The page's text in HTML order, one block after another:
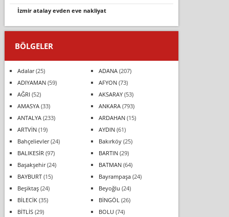
i̇zmir atalay evden eve nakliyat
BÖLGELER
Adalar(25) ADANA(207)
ADIYAMAN(59) AFYON(73)
AĞRI (52) AKSARAY(53)
AMASYA(33) ANKARA(793)
ANTALYA(233) ARDAHAN(15)
ARTVİN(19) AYDIN(61)
Bahçelievler(24) Bakırköy(25)
BALIKESİR (97) BARTIN(29)
Başakşehir(24) BATMAN(64)
BAYBURT(15) Bayrampaşa(24)
Beşiktaş(24) Beyoğlu (24)
BİLECİK(35) BİNGÖL (26)
BİTLİS(29) BOLU (74)